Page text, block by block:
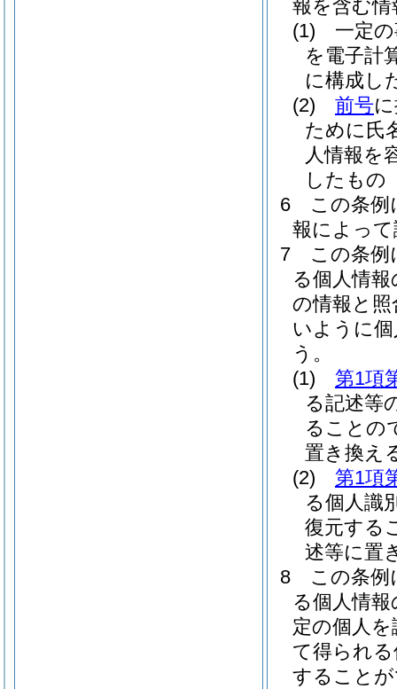
報を含む
(1)
一定
を電子計
に構成し
(2)
前号
ために氏
人情報を
したもの
6
この条例
報によっ
7
この条例
る個人情
の情報と
いように
う。
(1)
第1項
る記述等
ることの
置き換え
(2)
第1項
る個人識
復元する
述等に置
8
この条例
る個人情
定の個人
て得られ
すること